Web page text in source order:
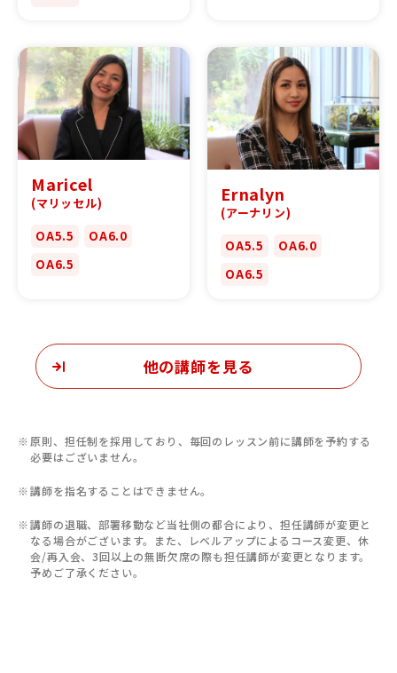
Maricel
(マリッセル)
OA5.5
OA6.0
OA6.5
Ernalyn
(アーナリン)
OA5.5
OA6.0
OA6.5
他の講師を見る
原則、担任制を採用しており、毎回のレッスン前に講師を予約する
必要はございません。
講師を指名することはできません。
講師の退職、部署移動など当社側の都合により、担任講師が変更と
なる場合がございます。また、レベルアップによるコース変更、休
会/再入会、3回以上の無断欠席の際も担任講師が変更となります。
予めご了承ください。